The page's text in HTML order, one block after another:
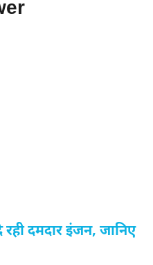
दमदार इंजन, जानिए